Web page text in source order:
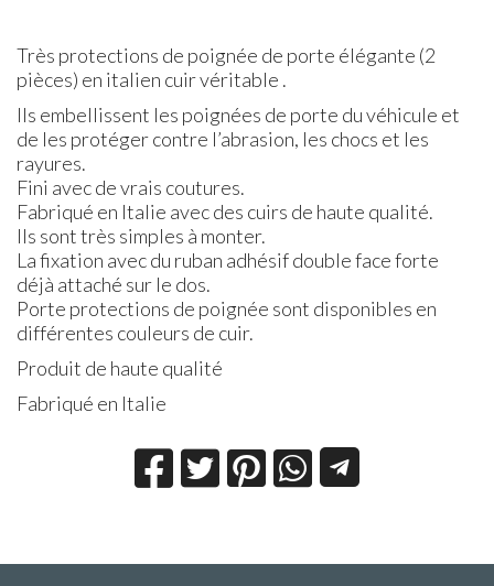
Très protections de poignée de porte élégante (2
pièces) en italien cuir véritable .
Ils embellissent les poignées de porte du véhicule et
de les protéger contre l’abrasion, les chocs et les
rayures.
Fini avec de vrais coutures.
Fabriqué en Italie avec des cuirs de haute qualité.
Ils sont très simples à monter.
La fixation avec du ruban adhésif double face forte
déjà attaché sur le dos.
Porte protections de poignée sont disponibles en
différentes couleurs de cuir.
Produit de haute qualité
Fabriqué en Italie